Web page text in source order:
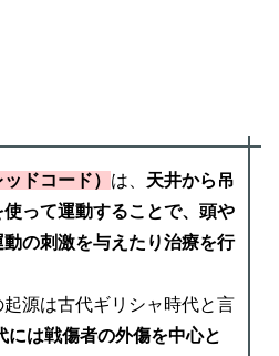
ドコード） は、 天井から吊
って運動することで、頭や
の刺激を与えたり治療を行
源は古代ギリシャ時代と言
には戦傷者の外傷を中心と